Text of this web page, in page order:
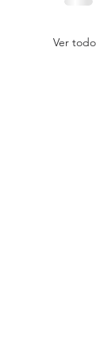
Ver todo